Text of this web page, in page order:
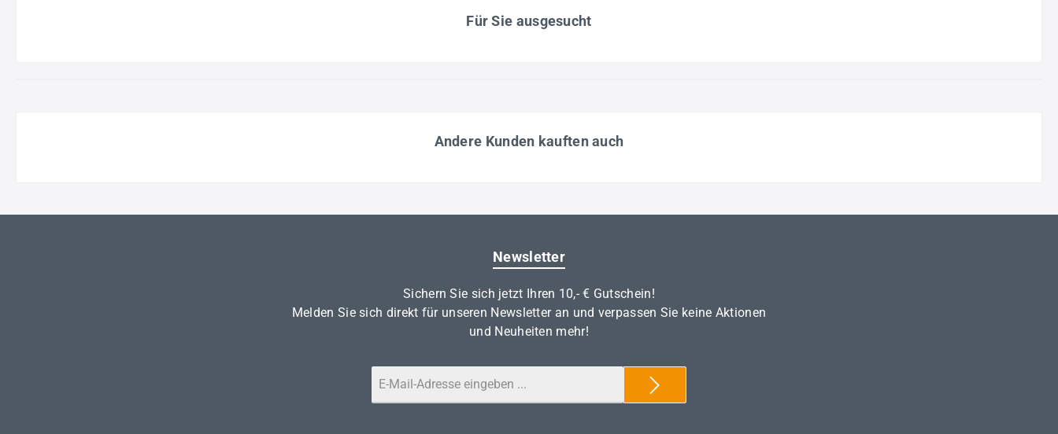
Für Sie ausgesucht
Andere Kunden kauften auch
Newsletter
Sichern Sie sich jetzt Ihren 10,- € Gutschein!
Melden Sie sich direkt für unseren Newsletter an und verpassen Sie keine Aktionen
und Neuheiten mehr!